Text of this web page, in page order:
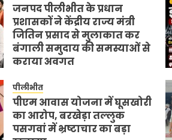
जनपद पीलीभीत के प्रधान
प्रशासकों ने केंद्रीय राज्य मंत्री
जितिन प्रसाद से मुलाकात कर
बंगाली समुदाय की समस्याओं से
कराया अवगत
पीलीभीत
पीएम आवास योजना में घूसखोरी
का आरोप, बरखेड़ा तल्लुक
पसगवां में भ्रष्टाचार का बड़ा